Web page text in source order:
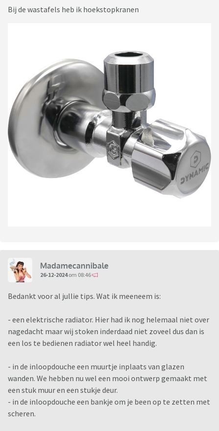
Bij de wastafels heb ik hoekstopkranen
Madamecannibale
26-12-2024om 08:46
Bedankt voor al jullie tips. Wat ik meeneem is:
- een elektrische radiator. Hier had ik nog helemaal niet over
nagedacht maar wij stoken inderdaad niet zoveel dus dan is
een los te bedienen radiator wel heel handig.
- in de inloopdouche een muurtje inplaats van glazen
wanden. We hebben nu wel een mooi ontwerp gemaakt met
een stuk muur en een stukje deur.
- in de inloopdouche een bankje om je been op te zetten met
scheren.